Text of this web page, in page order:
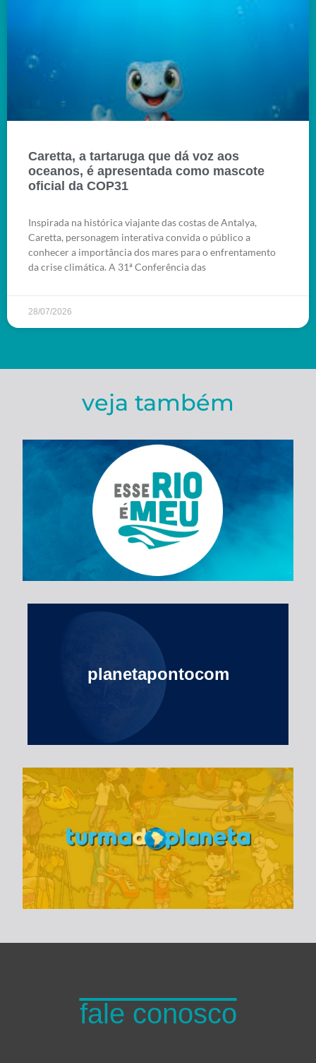
Caretta, a tartaruga que dá voz aos
oceanos, é apresentada como mascote
oficial da COP31
Inspirada na histórica viajante das costas de Antalya,
Caretta, personagem interativa convida o público a
conhecer a importância dos mares para o enfrentamento
da crise climática. A 31ª Conferência das
28/07/2026
veja também
Esse Rio é Meu
planetapontocom
Turma do Planeta
fale conosco